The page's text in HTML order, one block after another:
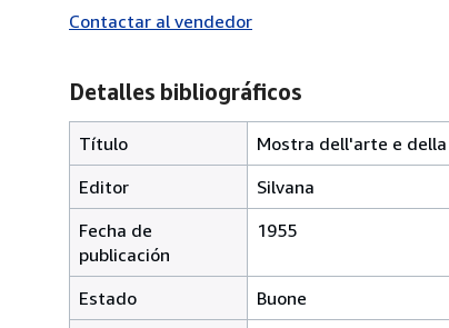
Contactar al vendedor
Detalles bibliográficos
Título
Mostra dell'arte e
Editor
Silvana
Fecha de
publicación
1955
Estado
Buone